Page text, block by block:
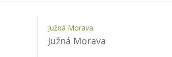
Južná Morava
Južná Morava